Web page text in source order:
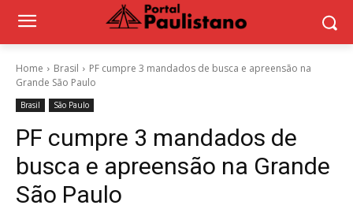
Home Brasil
PF cumpre 3 mandados de busca e apreensão na
Grande São Paulo
Brasil São Paulo
PF cumpre 3 mandados de
busca e apreensão na Grande
São Paulo